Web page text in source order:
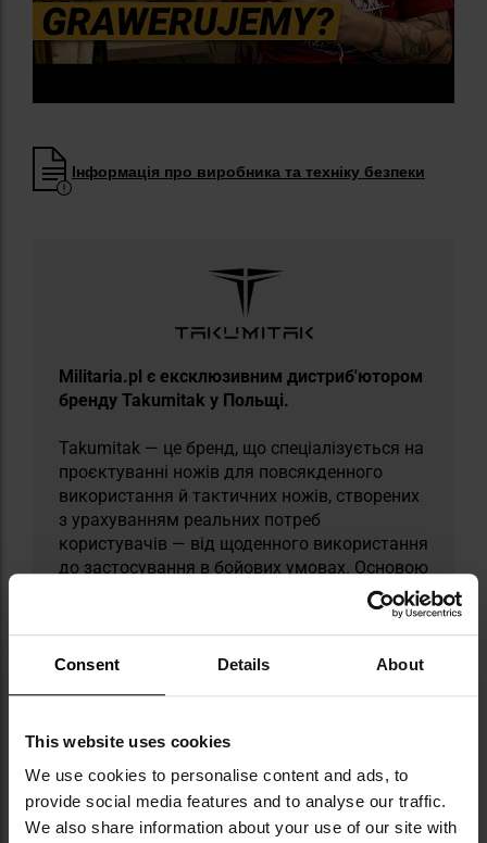
Consent Details About
This website uses cookies
We use cookies to personalise content and ads, to
provide social media features and to analyse our traffic.
We also share information about your use of our site with
Інформація про виробника та техніку безпеки
Militaria.pl є ексклюзивним дистриб'ютором
бренду Takumitak у Польщі.
Takumitak — це бренд, що спеціалізується на
проєктуванні ножів для повсякденного
використання й тактичних ножів, створених
з урахуванням реальних потреб
користувачів — від щоденного використання
до застосування в бойових умовах. Основою
діяльності є 10 років досвіду, здобутого під
час міжнародних галузевих подій, таких як
SHOT Show, CombatCon чи виставки зброї.
Назва бренду відсилає до японського слова
виконання та функціональності.
технологіях, таких як обробка CNC, покриття
PVD чи вакуумне гартування, а кожен ніж
проходить фінальний ручний контроль